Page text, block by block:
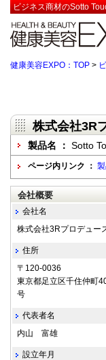
ビジネス商材のSotto
健康美容EXPO：TOP >
株式会社3R
製品名 ： Sotto
ページ内リンク ：
会社概要
会社名
株式会社3Rプロデュー
住所
〒120-0036
東京都足立区千住仲町
号
代表者名
内山 富雄
設立年月